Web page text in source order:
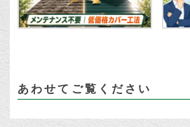
あわせてご覧ください